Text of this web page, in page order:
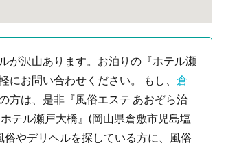
が沢山あります。お泊りの『ホテル瀬
お問い合わせください。 もし、 倉
方は、是非『風俗エステ あおぞら治
テル瀬戸大橋』(岡山県倉敷市児島塩
やデリヘルを探している方に、風俗